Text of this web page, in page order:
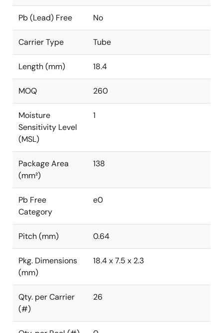
Pb (Lead) Free No
Carrier Type Tube
Length (mm) 18.4
MOQ 260
Moisture
Sensitivity Level
(MSL)
1
Package Area
(mm²)
138
Pb Free
Category
e0
Pitch (mm) 0.64
Pkg. Dimensions
(mm)
18.4 x 7.5 x 2.3
Qty. per Carrier
(#)
26